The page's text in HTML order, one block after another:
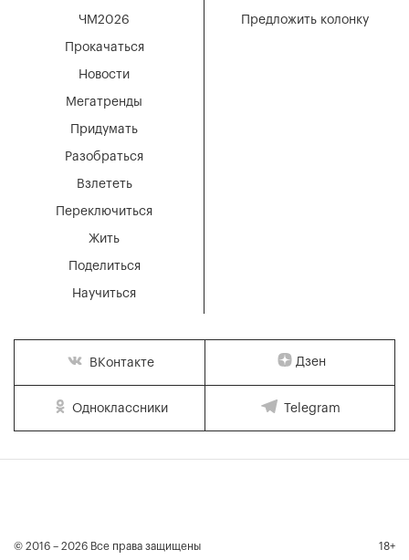
Мегатренды
Придумать
Разобраться
Взлететь
Новости
Переключиться
Жить
Поделиться
Научиться
ЧМ2026
Прокачаться
Предложить колонку
ВКонтакте Дзен
Одноклассники Telegram
© 2016 – 2026 Все права защищены 18+